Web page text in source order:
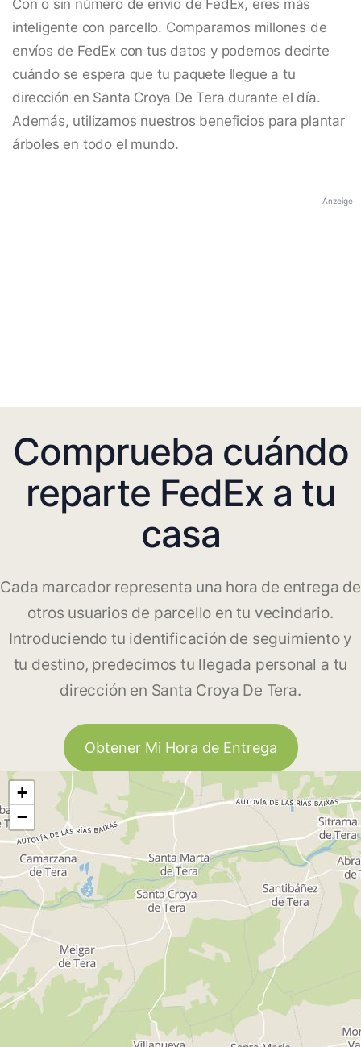
Con o sin número de envío de FedEx, eres más
inteligente con parcello. Comparamos millones de
envíos de FedEx con tus datos y podemos decirte
cuándo se espera que tu paquete llegue a tu
dirección en Santa Croya De Tera durante el día.
Además, utilizamos nuestros beneficios para plantar
árboles en todo el mundo.
Anzeige
Comprueba cuándo
reparte FedEx a tu
casa
Cada marcador representa una hora de entrega de
otros usuarios de parcello en tu vecindario.
Introduciendo tu identificación de seguimiento y
tu destino, predecimos tu llegada personal a tu
dirección en Santa Croya De Tera.
Obtener Mi Hora de Entrega
+
−